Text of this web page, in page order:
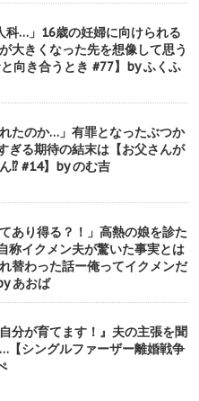
科…」16歳の妊婦に向けられる
大きくなった先を想像して思う
向き合うとき #77】by ふくふ
れたのか…」有罪となったぶつか
ぎる期待の結末は【お父さんが
⁉︎ #14】by のむ吉
あり得る？！」高熱の娘を診た
称イクメン夫が驚いた事実とは
れ替わった話ー俺ってイクメンだ
あおば
分が育てます！』夫の主張を聞
【シングルファーザー離婚戦争